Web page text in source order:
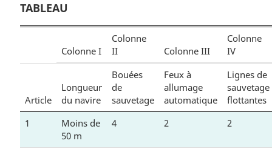
TABLEAU
Colonne I
Colonne
II
Colonne III
Colonne
IV
Article
Longueur
du navire
Bouées
de
sauvetage
Feux à
allumage
automatique
Lignes de
sauvetage
flottantes
1
Moins de
50 m
4 2 2